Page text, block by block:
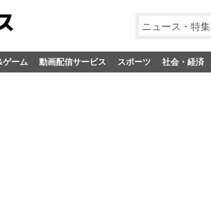
ニュース・特集
ゲーム 動画配信サービス スポーツ 社会・経済